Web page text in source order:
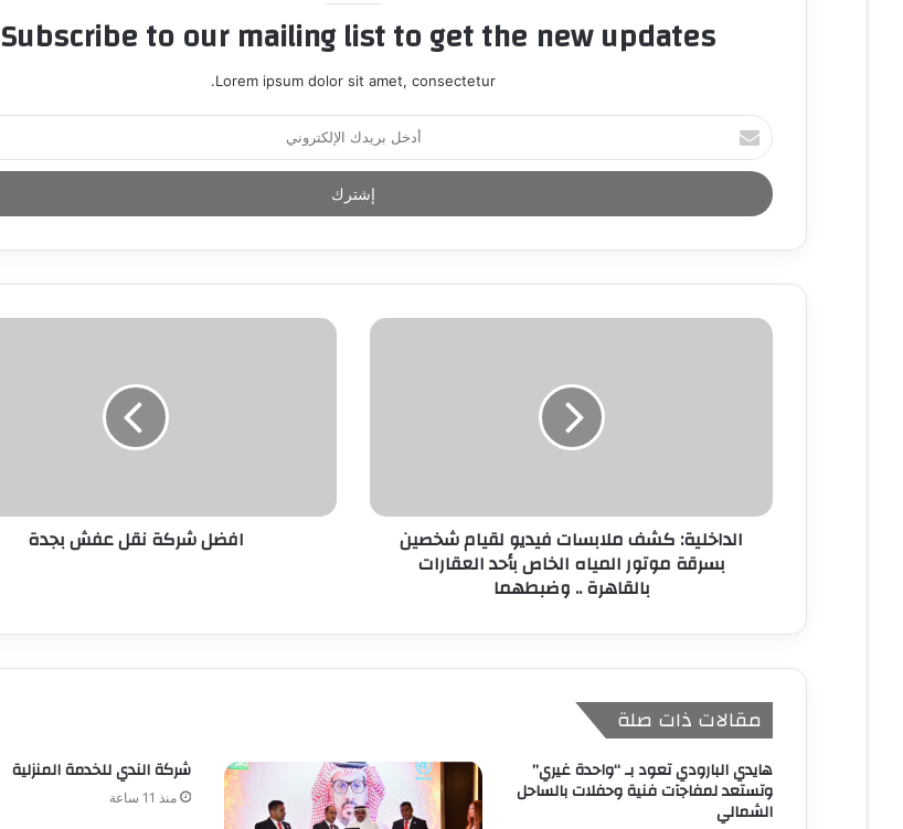
Subscribe to our mailing list to get the new updates!
Lorem ipsum dolor sit amet, consectetur.
أ
د
خ
ل
د
ا
الداخلية: كشف ملابسات فيديو لقيام شخصين
بسرقة موتور المياه الخاص بأحد العقارات
بالقاهرة .. وضبطهما
افضل شركة نقل عفش بجدة
مقالات ذات صلة
هايدي البارودي تعود بـ “واحدة غيري”
وتستعد لمفاجآت فنية وحفلات بالساحل
الشمالي
شركة الندي للخدمة المنزلية
منذ 11 ساعة